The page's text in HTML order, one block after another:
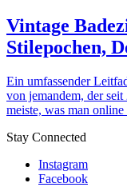
Vintage
Stilepochen,
Ein umfassender
von jemandem, der
meiste, was man
Stay Connected
Instagram
Facebook